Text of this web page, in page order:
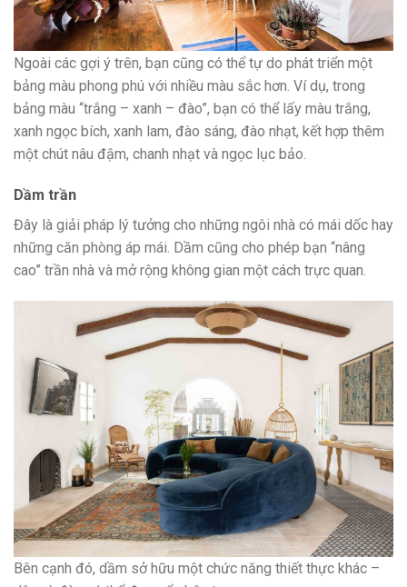
Ngoài các gợi ý trên, bạn cũng có thể tự do phát triển một
bảng màu phong phú với nhiều màu sắc hơn. Ví dụ, trong
bảng màu “trắng – xanh – đào”, bạn có thể lấy màu trắng,
xanh ngọc bích, xanh lam, đào sáng, đào nhạt, kết hợp thêm
một chút nâu đậm, chanh nhạt và ngọc lục bảo.
Dầm trần
Đây là giải pháp lý tưởng cho những ngôi nhà có mái dốc hay
những căn phòng áp mái. Dầm cũng cho phép bạn “nâng
cao” trần nhà và mở rộng không gian một cách trực quan.
Bên cạnh đó, dầm sở hữu một chức năng thiết thực khác –